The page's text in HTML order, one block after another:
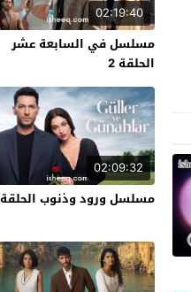
02:19:40
مسلسل في السابعة عشر
الحلقة 2
02:09:32
مسلسل ورود وذنوب الحلقة 31